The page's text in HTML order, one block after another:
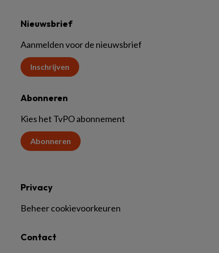
Nieuwsbrief
Aanmelden voor de nieuwsbrief
Inschrijven
Abonneren
Kies het TvPO abonnement
Abonneren
Contact
Privacy
Beheer cookievoorkeuren